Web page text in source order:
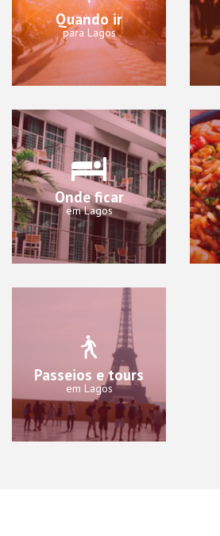
Quando ir
para Lagos
Onde ficar
em Lagos
Passeios e tours
em Lagos